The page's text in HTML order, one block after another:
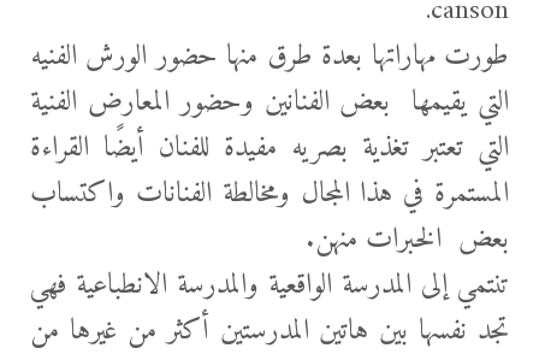
canson.
طورت مهاراتها بعدة طرق منها حضور الورش الفنيه
التي يقيمها بعض الفنانين وحضور المعارض الفنية
التي تعتبر تغذية بصريه مفيدة للفنان أيضًا القراءة
المستمرة في هذا المجال ومخالطة الفنانات واكتساب
بعض الخبرات منهن.
تنتمي إلى المدرسة الواقعية والمدرسة الانطباعية فهي
تجد نفسها بين هاتين المدرستين أكثر من غيرها من